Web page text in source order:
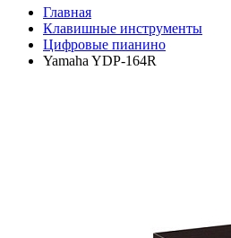
Главная
Клавишные инструменты
Цифровые пианино
Yamaha YDP-164R